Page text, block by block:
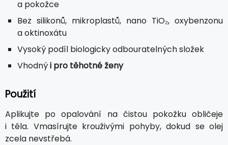
a pokožce
Bez silikonů, mikroplastů, nano TiO₂, oxybenzonu
a oktinoxátu
Vysoký podíl biologicky odbouratelných složek
Vhodnýi pro těhotné ženy
Použití
Aplikujte po opalování na čistou pokožku obličeje
i těla. Vmasírujte krouživými pohyby, dokud se olej
zcela nevstřebá.